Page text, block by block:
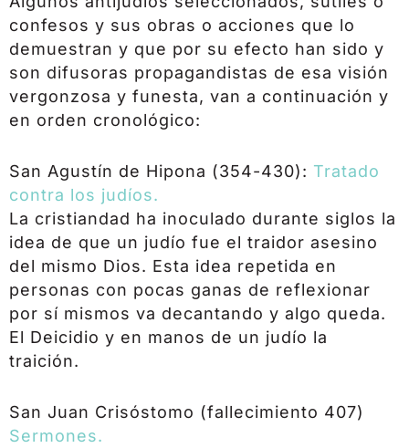
confesos y sus obras o acciones que lo
demuestran y que por su efecto han sido y
son difusoras propagandistas de esa visión
vergonzosa y funesta, van a continuación y
en orden cronológico:
San Agustín de Hipona (354-430): Tratado
contra los judíos.
La cristiandad ha inoculado durante siglos la
idea de que un judío fue el traidor asesino
del mismo Dios. Esta idea repetida en
personas con pocas ganas de reflexionar
por sí mismos va decantando y algo queda.
El Deicidio y en manos de un judío la
traición.
San Juan Crisóstomo (fallecimiento 407)
Sermones.